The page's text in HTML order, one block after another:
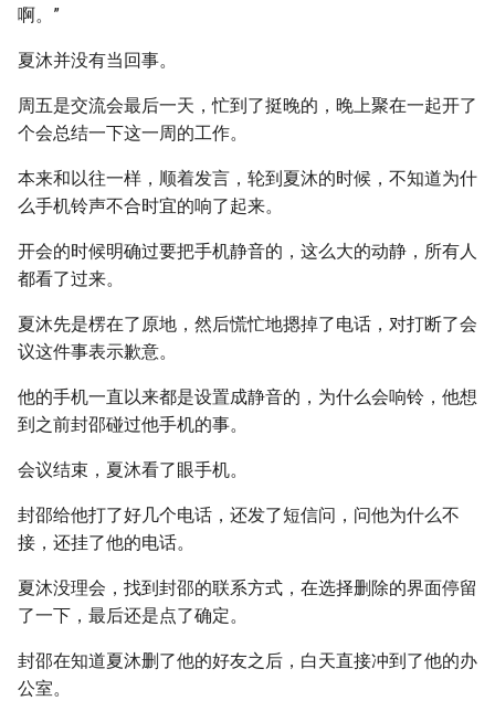
啊。”
夏沐并没有当回事。
周五是交流会最后一天，忙到了挺晚的，晚上聚在一起开了
个会总结一下这一周的工作。
本来和以往一样，顺着发言，轮到夏沐的时候，不知道为什
么手机铃声不合时宜的响了起来。
开会的时候明确过要把手机静音的，这么大的动静，所有人
都看了过来。
夏沐先是楞在了原地，然后慌忙地摁掉了电话，对打断了会
议这件事表示歉意。
他的手机一直以来都是设置成静音的，为什么会响铃，他想
到之前封邵碰过他手机的事。
会议结束，夏沐看了眼手机。
封邵给他打了好几个电话，还发了短信问，问他为什么不
接，还挂了他的电话。
夏沐没理会，找到封邵的联系方式，在选择删除的界面停留
了一下，最后还是点了确定。
封邵在知道夏沐删了他的好友之后，白天直接冲到了他的办
公室。